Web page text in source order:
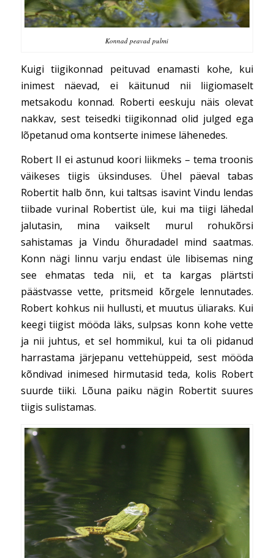
Konnad peavad pulmi
Kuigi tiigikonnad peituvad enamasti kohe, kui
inimest näevad, ei käitunud nii liigiomaselt
metsakodu konnad. Roberti eeskuju näis olevat
nakkav, sest teisedki tiigikonnad olid julged ega
lõpetanud oma kontserte inimese lähenedes.
Robert II ei astunud koori liikmeks – tema troonis
väikeses tiigis üksinduses. Ühel päeval tabas
Robertit halb õnn, kui taltsas isavint Vindu lendas
tiibade vurinal Robertist üle, kui ma tiigi lähedal
jalutasin, mina vaikselt murul rohukõrsi
sahistamas ja Vindu õhuradadel mind saatmas.
Konn nägi linnu varju endast üle libisemas ning
see ehmatas teda nii, et ta kargas plärtsti
päästvasse vette, pritsmeid kõrgele lennutades.
Robert kohkus nii hullusti, et muutus üliaraks. Kui
keegi tiigist mööda läks, sulpsas konn kohe vette
ja nii juhtus, et sel hommikul, kui ta oli pidanud
harrastama järjepanu vettehüppeid, sest mööda
kõndivad inimesed hirmutasid teda, kolis Robert
suurde tiiki. Lõuna paiku nägin Robertit suures
tiigis sulistamas.